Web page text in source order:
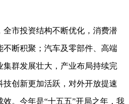
市投资结构不断优化，消费潜
不断积聚；汽车及零部件、高端
群发展壮大，产业布局持续完
创新更加活跃，对外开放提速
。今年是“十五五”开局之年，我